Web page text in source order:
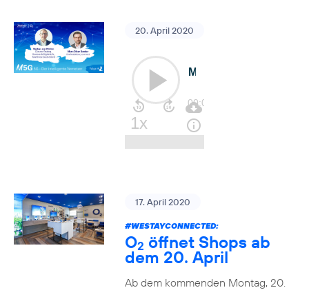
20. April 2020
17. April 2020
#WESTAYCONNECTED:
O2 öffnet Shops ab
dem 20. April
Ab dem kommenden Montag, 20.